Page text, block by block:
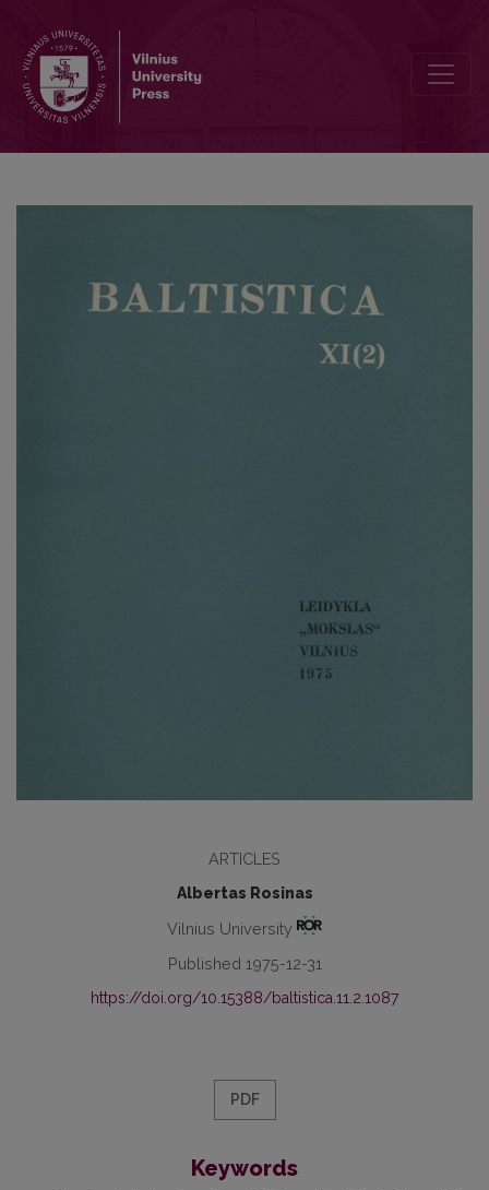
ARTICLES
Albertas Rosinas
Vilnius University
Published 1975-12-31
https://doi.org/10.15388/baltistica.11.2.1087
PDF
Keywords